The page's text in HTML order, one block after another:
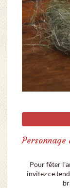
Pour fêter
invitez ce